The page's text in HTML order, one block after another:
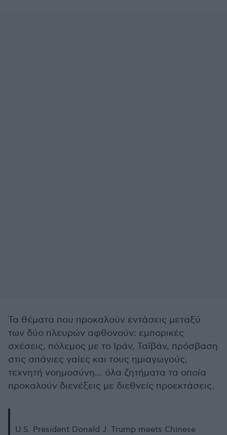
Τα θέματα που προκαλούν εντάσεις μεταξύ
των δύο πλευρών αφθονούν: εμπορικές
σχέσεις, πόλεμος με το Ιράν, Ταϊβάν, πρόσβαση
στις σπάνιες γαίες και τους ημιαγωγούς,
τεχνητή νοημοσύνη... όλα ζητήματα τα οποία
προκαλούν διενέξεις με διεθνείς προεκτάσεις.
U.S. President Donald J. Trump meets Chinese